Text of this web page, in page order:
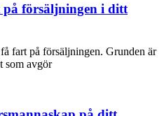
försäljningen i ditt
fart på försäljningen. Grunden är
som avgör